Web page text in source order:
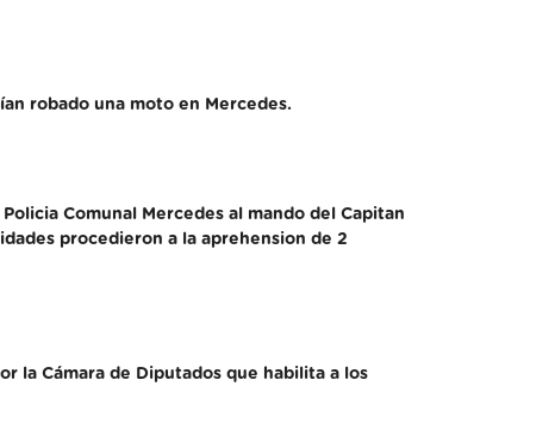
robado una moto en Mercedes.
Comunal Mercedes al mando del Capitan
procedieron a la aprehension de 2
la Cámara de Diputados que habilita a los